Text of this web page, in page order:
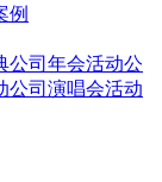
例
公司 年会活动公
公司 演唱会活动